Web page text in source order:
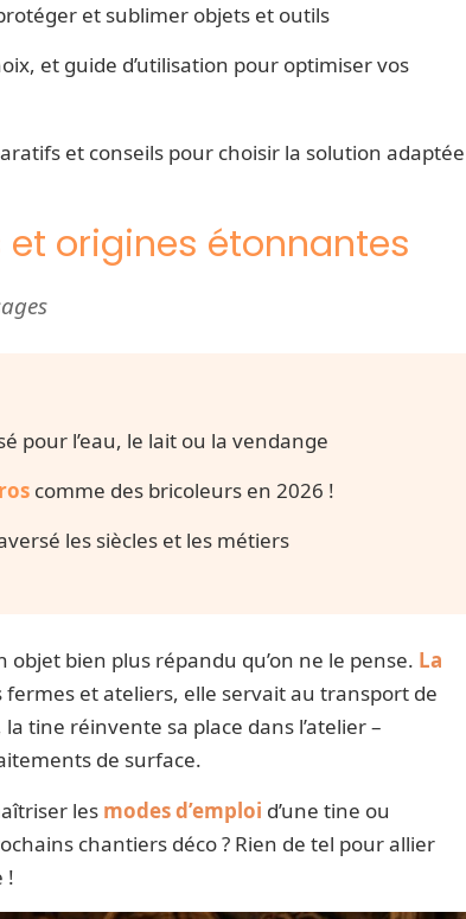
et sublimer objets et outils
et guide d’utilisation pour optimiser vos
et conseils pour choisir la solution adaptée
origines étonnantes
pour l’eau, le lait ou la vendange
comme des bricoleurs en 2026 !
les siècles et les métiers
bien plus répandu qu’on ne le pense. La
et ateliers, elle servait au transport de
tine réinvente sa place dans l’atelier –
de surface.
les modes d’emploi d’une tine ou
chantiers déco ? Rien de tel pour allier
!